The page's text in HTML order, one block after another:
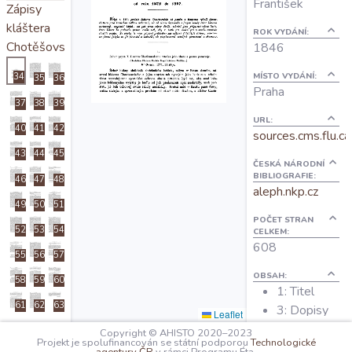
O projektu
Autoři
Nápověda
Zápisy
kláštera
Chotěšovského
34 35 36
37 38 39
40 41 42
43 44 45
46 47 48
49 50 51
52 53 54
55 56 57
58 59 60
61 62 63
Pře Racka
Kocowského
Leaflet
František
ROK VYDÁNÍ:
1846
MÍSTO VYDÁNÍ:
Praha
URL:
ČESKÁ NÁRODNÍ
BIBLIOGRAFIE:
aleph.nkp.cz
POČET STRAN
CELKEM:
608
OBSAH:
1: Titel
3: Dopisy
Hradeckého
Copyright © AHISTO 2020–2023
Projekt je spolufinancován se státní podporouTechnologické